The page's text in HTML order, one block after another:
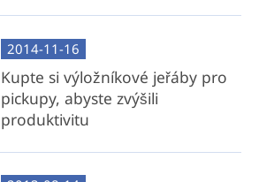
2014-11-16
Kupte si výložníkové jeřáby pro
pickupy, abyste zvýšili
produktivitu